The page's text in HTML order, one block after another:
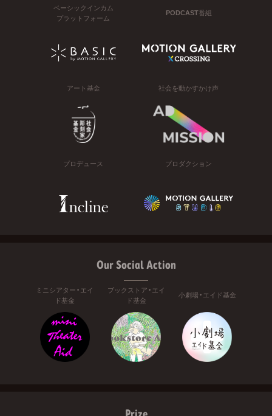
ベーシックインカム
プラットフォーム
PODCAST番組
アート基金 社会を動かすかけ声
プロデュース プロダクション
Our Social Action
ミニシアター・エイ
ド基金
ブックストア・エイ
ド基金
小劇場・エイド基金